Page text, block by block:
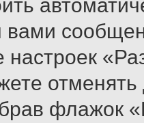
настроек
флажок